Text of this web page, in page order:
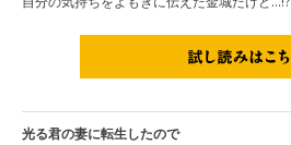
光る君の妻に転生したので